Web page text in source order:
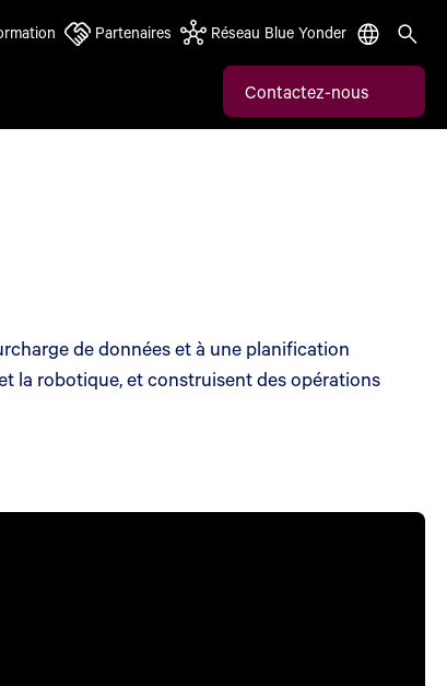
Partenaires Réseau Blue Yonder
Contactez-nous
de données et à une planification
la robotique, et construisent des opérations